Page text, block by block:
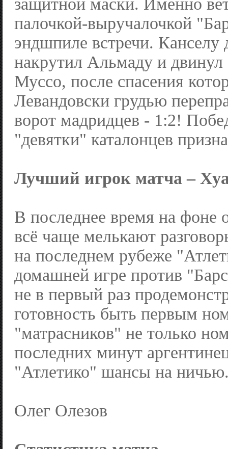
защитной маски. Именно
палочкой-выручалочкой
эндшпиле встречи. Канселу
накрутил Альмаду и двинул
Муссо, после спасения
Левандовски грудью
ворот мадридцев - 1:2!
"девятки" каталонцев
Лучший игрок матча –
В последнее время на фоне
всё чаще мелькают
на последнем рубеже
домашней игре против
не в первый раз
готовность быть первым
"матрасников" не только
последних минут
"Атлетико" шансы на
Олег Олезов